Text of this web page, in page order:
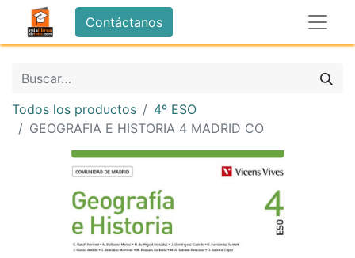
Contáctanos
Todos los productos
4º ESO
GEOGRAFIA E HISTORIA 4 MADRID CO